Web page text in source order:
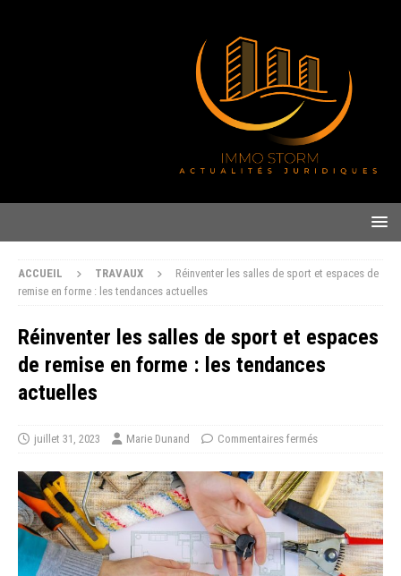
ACCUEIL TRAVAUX
Réinventer les salles de sport et espaces de
remise en forme : les tendances actuelles
Réinventer les salles de sport et espaces
de remise en forme : les tendances
actuelles
juillet 31, 2023 Marie Dunand Commentaires fermés